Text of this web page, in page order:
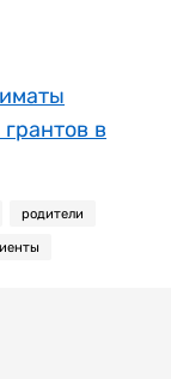
в
родители